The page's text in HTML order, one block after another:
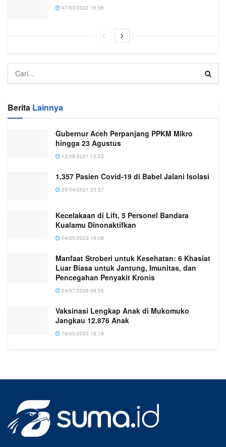
07/03/2022 16:08
Berita Lainnya
Gubernur Aceh Perpanjang PPKM Mikro
hingga 23 Agustus
12/08/2021 15:23
1.357 Pasien Covid-19 di Babel Jalani Isolasi
25/04/2021 23:57
Kecelakaan di Lift, 5 Personel Bandara
Kualamu Dinonaktifkan
04/05/2023 16:08
Manfaat Stroberi untuk Kesehatan: 6 Khasiat
Luar Biasa untuk Jantung, Imunitas, dan
Pencegahan Penyakit Kronis
24/07/2026 09:55
Vaksinasi Lengkap Anak di Mukomuko
Jangkau 12.876 Anak
18/05/2022 18:19